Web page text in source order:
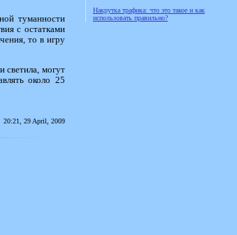
туманности
с остатками
то в игру
светила, могут
около 25
20:21, 29 April, 2009
Накрутка трафика: что это такое и как
использовать правильно?